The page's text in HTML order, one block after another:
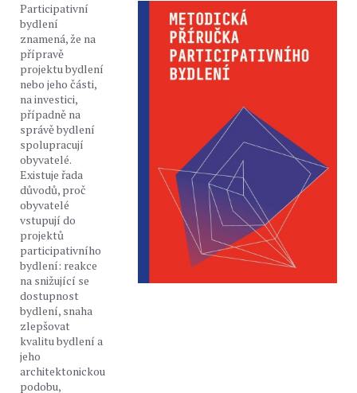
Participativní
bydlení
znamená, že na
přípravě
projektu bydlení
nebo jeho části,
na investici,
případně na
správě bydlení
spolupracují
obyvatelé.
Existuje řada
důvodů, proč
obyvatelé
vstupují do
projektů
participativního
bydlení: reakce
na snižující se
dostupnost
bydlení, snaha
zlepšovat
kvalitu bydlení a
jeho
architektonickou
podobu,